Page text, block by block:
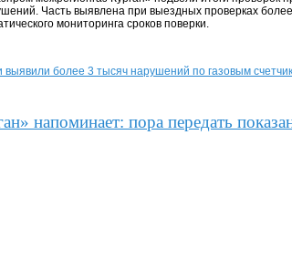
Часть выявлена при выездных проверках
мониторинга сроков поверки.
выявили более 3 тысяч нарушений по газовым
напоминает: пора передать